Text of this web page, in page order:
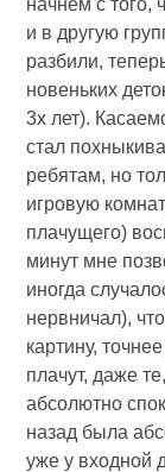
начнем с того,
и в другую
разбили,
новеньких
3х лет).
стал
ребятам, но
игровую
плачущего)
минут мне
иногда
нервничал),
картину,
плачут, даже
абсолютно
назад была
уже у входной